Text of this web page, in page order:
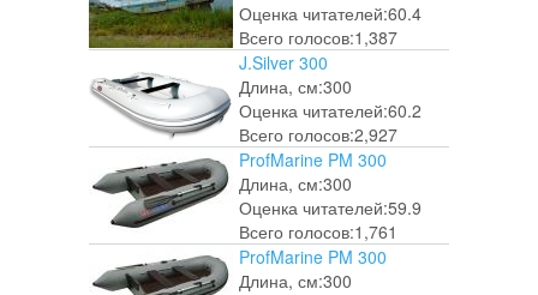
Оценка читателей:60.4
Всего голосов:1,387
J.Silver 300
Длина, см:300
Оценка читателей:60.2
Всего голосов:2,927
ProfMarine PM 300
Длина, см:300
Оценка читателей:59.9
Всего голосов:1,761
ProfMarine PM 300
Длина, см:300